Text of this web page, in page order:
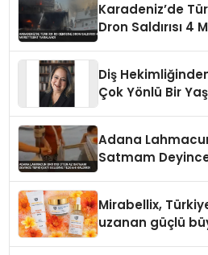
Karadeniz’de
Dron Saldırısı
Diş
Çok Yönlü Bir
Adana Lahmacun
Satmam
Mirabellix,
uzanan güçlü